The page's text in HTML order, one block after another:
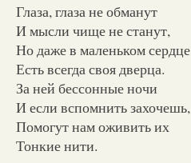
Глаза, глаза не обманут
И мысли чище не станут,
Но даже в маленьком сердце
Есть всегда своя дверца.
За ней бессонные ночи
И если вспомнить захочешь,
Помогут нам оживить их
Тонкие нити.